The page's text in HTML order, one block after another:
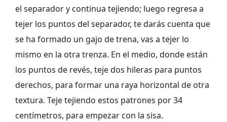
el separador y continua tejiendo; luego regresa a
tejer los puntos del separador, te darás cuenta que
se ha formado un gajo de trena, vas a tejer lo
mismo en la otra trenza. En el medio, donde están
los puntos de revés, teje dos hileras para puntos
derechos, para formar una raya horizontal de otra
textura. Teje tejiendo estos patrones por 34
centímetros, para empezar con la sisa.